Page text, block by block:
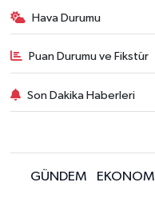
Hava Durumu
Puan Durumu ve Fikstür
Son Dakika Haberleri
GÜNDEM EKONOMİ